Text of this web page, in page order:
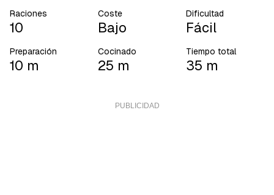
Raciones
10
Coste
Bajo
Dificultad
Fácil
Preparación
10 m
Cocinado
25 m
Tiempo total
35 m